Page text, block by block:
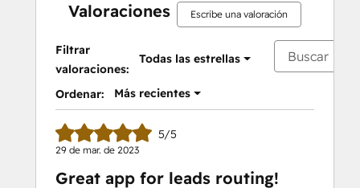
Valoraciones Escribe una valoración
Filtrar
valoraciones:
Todas las estrellas
Ordenar: Más recientes
5/5
29 de mar. de 2023
Great app for leads routing!